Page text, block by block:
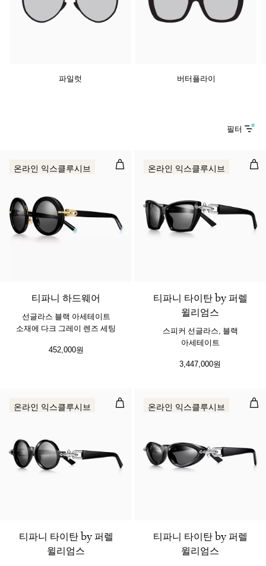
파일럿 버터플라이
필터
선글라스 블랙 아세테이트 소재에
온라인 익스클루시브
티파니 하드웨어
선글라스 블랙 아세테이트
소재에 다크 그레이 렌즈 세팅
452,000원
스
온라인 익스클루시브
티파니 타이탄 by 퍼렐
윌리엄스
스피커 선글라스, 블랙
아세테이트
3,447,000원
아키텍트 선글라스, 블랙 아세테이트
온라인 익스클루시브
티파니 타이탄 by 퍼렐
윌리엄스
펑
온라인 익스클루시브
티파니 타이탄 by 퍼렐
윌리엄스